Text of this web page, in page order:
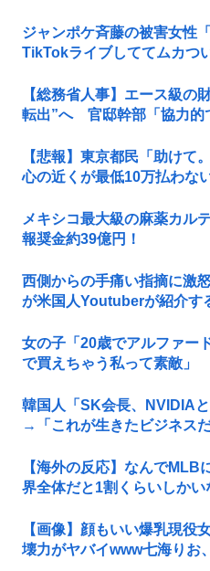
ジャンポケ斉藤の被害女性
TikTokライブしててムカつ
【総務省人事】エース級の
転出”へ 官邸幹部「協力的
【悲報】東京都民「助けて
心の近くが最低10万払わな
メキシコ最大級の麻薬カル
報奨金約39億円！
西側からの手痛い指摘に激
が米国人Youtuberが紹介す
女の子「20歳でアルファー
で買えちゃう私って素敵」
韓国人「SK会長、NVIDIA
→「これが生きたビジネスだ
【海外の反応】なんでMLB
界全体だと1割くらいしか
【画像】顔もいい爆乳現役
壊力がヤバイwww七海りお